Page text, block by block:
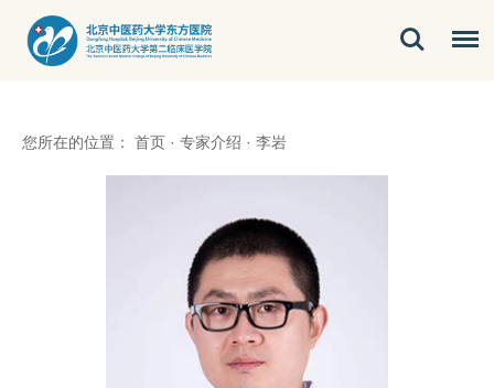
您所在的位置： 首页 · 专家介绍 · 李岩